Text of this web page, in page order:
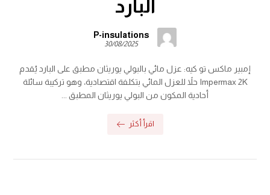
البارد
P-insulations
30/08/2025
إمبير ماكس تو كيه: عزل مائي بالبولي يوريثان مطبق على البارد يُقدم
Impermax 2K حلاً للعزل المائي بتكلفة اقتصادية، وهو تركيبة سائلة
أحادية المكون من البولي يوريثان المطبق ...
اقرأ أكثر